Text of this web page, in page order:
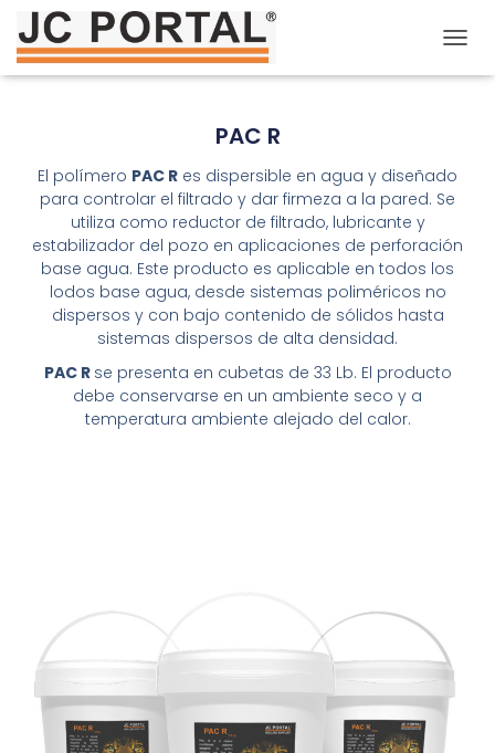
O
N
I
PAC R
El polímero PAC R es dispersible en agua y diseñado
para controlar el filtrado y dar firmeza a la pared. Se
utiliza como reductor de filtrado, lubricante y
estabilizador del pozo en aplicaciones de perforación
base agua. Este producto es aplicable en todos los
lodos base agua, desde sistemas poliméricos no
dispersos y con bajo contenido de sólidos hasta
sistemas dispersos de alta densidad.
PAC R se presenta en cubetas de 33 Lb. El producto
debe conservarse en un ambiente seco y a
temperatura ambiente alejado del calor.